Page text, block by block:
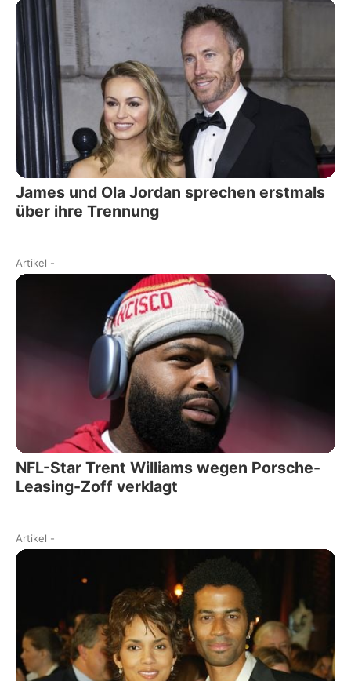
James und Ola Jordan sprechen erstmals
über ihre Trennung
Artikel -
NFL-Star Trent Williams wegen Porsche-
Leasing-Zoff verklagt
Artikel -